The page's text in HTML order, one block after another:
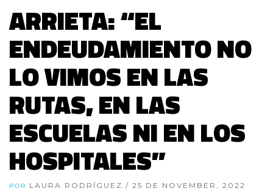
ARRIETA: “EL
ENDEUDAMIENTO NO
LO VIMOS EN LAS
RUTAS, EN LAS
ESCUELAS NI EN LOS
HOSPITALES”
POR LAURA RODRÍGUEZ / 25 DE NOVEMBER, 2022